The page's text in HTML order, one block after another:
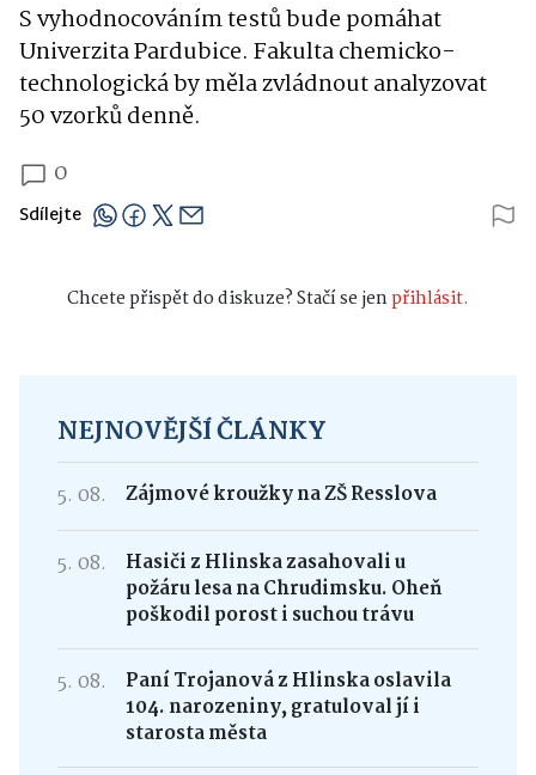
S vyhodnocováním testů bude pomáhat
Univerzita Pardubice. Fakulta chemicko-
technologická by měla zvládnout analyzovat
50 vzorků denně.
0
Sdílejte
Chcete přispět do diskuze? Stačí se jenpřihlásit.
NEJNOVĚJŠÍ ČLÁNKY
5. 08. Zájmové kroužky na ZŠ Resslova
5. 08.
Hasiči z Hlinska zasahovali u
požáru lesa na Chrudimsku. Oheň
poškodil porost i suchou trávu
5. 08.
Paní Trojanová z Hlinska oslavila
104. narozeniny, gratuloval jí i
starosta města